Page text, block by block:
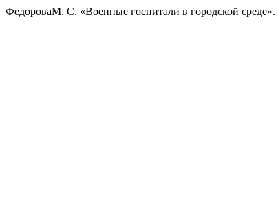
ФедороваМ. С. «Военные госпитали в городской среде».